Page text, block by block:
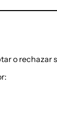
o rechazar